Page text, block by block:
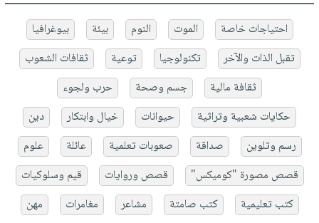
احتياجات خاصة الموت النوم بيئة
بيوغرافيا
تقبل الذات والآخر
تكنولوجيا توعية
ثقافات الشعوب
ثقافة مالية
جسم وصحة
حرب ولجوء
حكايات شعبية وتراثية
حيوانات خيال وابتكار
دين
رسم وتلوين
صداقة صعوبات تعلمية عائلة
علوم
قصص مصورة "كوميكس"
قصص وروايات
قيم وسلوكيات
كتب تعليمية
كتب صامتة مشاعر مغامرات
مهن